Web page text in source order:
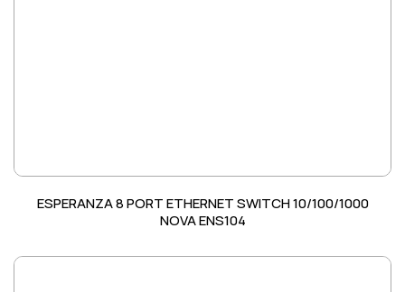
ESPERANZA 8 PORT ETHERNET SWITCH 10/100/1000
NOVA ENS104